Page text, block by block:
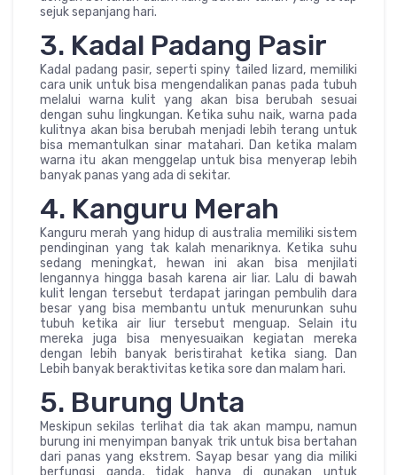
sejuk sepanjang hari.
3. Kadal Padang Pasir
Kadal padang pasir, seperti spiny tailed lizard, memiliki
cara unik untuk bisa mengendalikan panas pada tubuh
melalui warna kulit yang akan bisa berubah sesuai
dengan suhu lingkungan. Ketika suhu naik, warna pada
kulitnya akan bisa berubah menjadi lebih terang untuk
bisa memantulkan sinar matahari. Dan ketika malam
warna itu akan menggelap untuk bisa menyerap lebih
banyak panas yang ada di sekitar.
4. Kanguru Merah
Kanguru merah yang hidup di australia memiliki sistem
pendinginan yang tak kalah menariknya. Ketika suhu
sedang meningkat, hewan ini akan bisa menjilati
lengannya hingga basah karena air liar. Lalu di bawah
kulit lengan tersebut terdapat jaringan pembulih dara
besar yang bisa membantu untuk menurunkan suhu
tubuh ketika air liur tersebut menguap. Selain itu
mereka juga bisa menyesuaikan kegiatan mereka
dengan lebih banyak beristirahat ketika siang. Dan
Lebih banyak beraktivitas ketika sore dan malam hari.
5. Burung Unta
Meskipun sekilas terlihat dia tak akan mampu, namun
burung ini menyimpan banyak trik untuk bisa bertahan
dari panas yang ekstrem. Sayap besar yang dia miliki
berfungsi ganda, tidak hanya di gunakan untuk